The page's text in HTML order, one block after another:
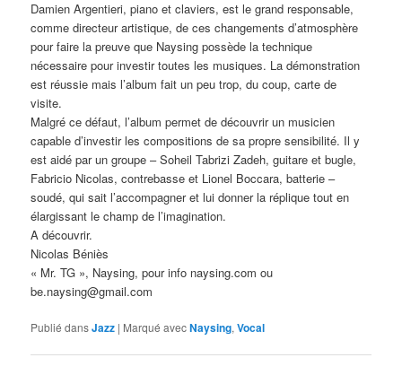
Damien Argentieri, piano et claviers, est le grand responsable,
comme directeur artistique, de ces changements d’atmosphère
pour faire la preuve que Naysing possède la technique
nécessaire pour investir toutes les musiques. La démonstration
est réussie mais l’album fait un peu trop, du coup, carte de
visite.
Malgré ce défaut, l’album permet de découvrir un musicien
capable d’investir les compositions de sa propre sensibilité. Il y
est aidé par un groupe – Soheil Tabrizi Zadeh, guitare et bugle,
Fabricio Nicolas, contrebasse et Lionel Boccara, batterie –
soudé, qui sait l’accompagner et lui donner la réplique tout en
élargissant le champ de l’imagination.
A découvrir.
Nicolas Béniès
« Mr. TG », Naysing, pour info naysing.com ou
be.naysing@gmail.com
Publié dansJazz | Marqué avecNaysing,Vocal